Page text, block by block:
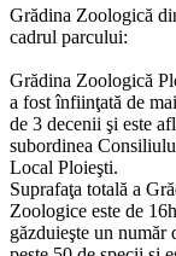
Grădina Zoologică
cadrul parcului:
Grădina Zoologică
a fost înfiinţată de
de 3 decenii şi este
subordinea
Local Ploieşti.
Suprafaţa totală a
Zoologice este de
găzduieşte un număr